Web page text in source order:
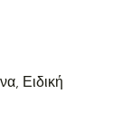
Ειδική